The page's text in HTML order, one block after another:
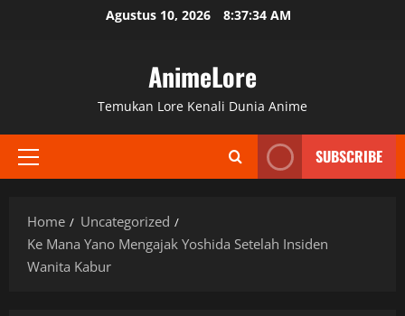
Agustus 10, 2026 8:37:35 AM
AnimeLore
Temukan Lore Kenali Dunia Anime
Primary
SUBSCRIBE
Home
Uncategorized
Ke Mana Yano Mengajak Yoshida Setelah Insiden
Wanita Kabur